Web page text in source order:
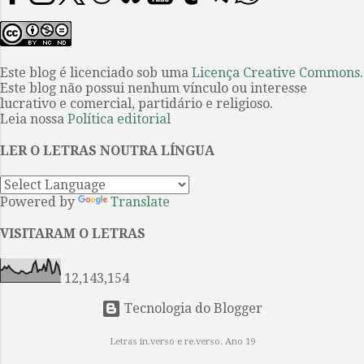
passado. Captam a história —
mítica, mitológica e fundacional —
por meio da sequência narrativa,
fórmulas que reiteram a posição e a
função de cada personagem e de
cada intercâmbio ritual. Aquiles é
“o de pés velozes”, Odisseu é
“ardiloso”. O primeiro é treinado
para a estratégia e a retórica.
Ambos lutam em ...
Este blog é licenciado sob uma Licença Creative Commons.
Este blog não possui nenhum vínculo ou interesse
lucrativo e comercial, partidário e religioso.
Leia nossa Política editorial
LER O LETRAS NOUTRA LÍNGUA
Powered by Translate
VISITARAM O LETRAS
12,143,154
Tecnologia do Blogger
Letras in.verso e re.verso. Ano 19